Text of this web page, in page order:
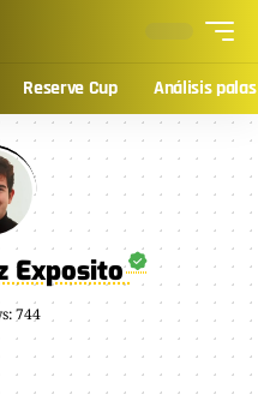
Reserve Cup Análisis palas
Exposito
744